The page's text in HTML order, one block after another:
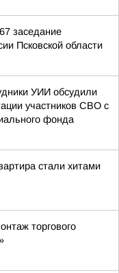
заседание
Псковской области
УИИ обсудили
участников СВО с
фонда
стали хитами
торгового